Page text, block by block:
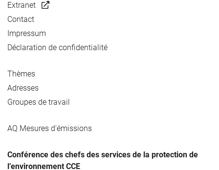
Extranet
Contact
Impressum
Déclaration de confidentialité
Thèmes
Adresses
Groupes de travail
AQ Mesures d’émissions
Conférence des chefs des services de la protection de
l’environnement CCE